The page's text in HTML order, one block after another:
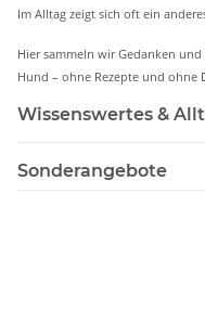
Im Alltag zeigt sich oft ein
Hier sammeln wir Gedanken
Hund – ohne Rezepte und ohne
Wissenswertes &
Sonderangebote